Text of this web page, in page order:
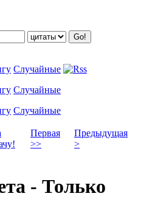
Случайные
Случайные
Случайные
Первая
>>
Предыдущая
>
- Только